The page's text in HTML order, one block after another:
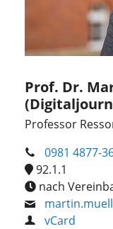
Prof. Dr.
Professor
0981 4877-
92.1.1
nach
vCard